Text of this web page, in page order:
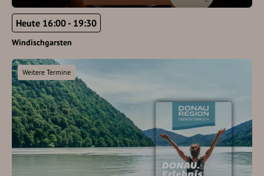
Heute 16:00 - 19:30
Windischgarsten
Weitere Termine